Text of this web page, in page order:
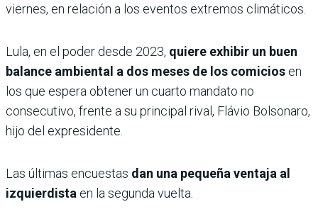
viernes, en relación a los eventos extremos climáticos.
Lula, en el poder desde 2023, quiere exhibir un buen
balance ambiental a dos meses de los comicios en
los que espera obtener un cuarto mandato no
consecutivo, frente a su principal rival, Flávio Bolsonaro,
hijo del expresidente.
Las últimas encuestas dan una pequeña ventaja al
izquierdista en la segunda vuelta.